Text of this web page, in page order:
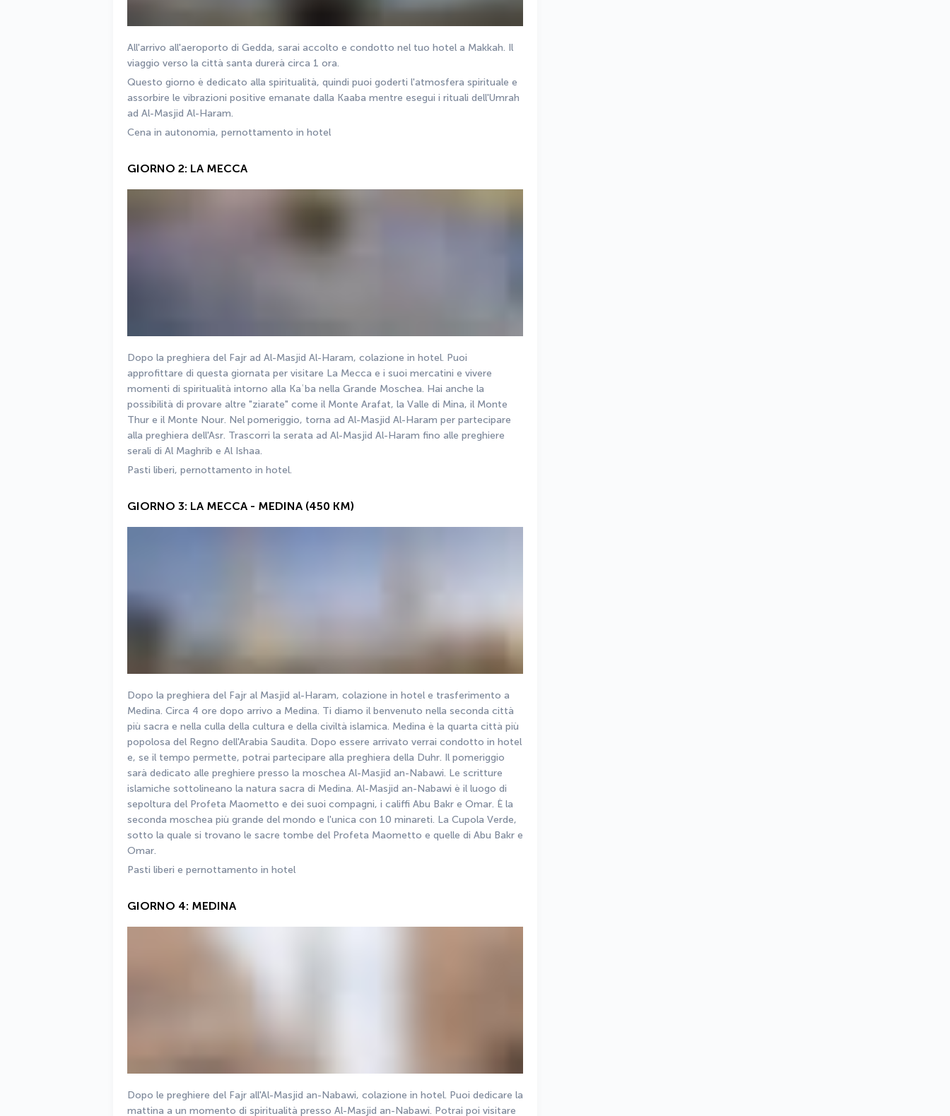
All'arrivo all'aeroporto di Gedda, sarai accolto e condotto nel tuo hotel a Makkah. Il
viaggio verso la città santa durerà circa 1 ora.
Questo giorno è dedicato alla spiritualità, quindi puoi goderti l'atmosfera spirituale e
assorbire le vibrazioni positive emanate dalla Kaaba mentre esegui i rituali dell'Umrah
ad Al-Masjid Al-Haram.
Cena in autonomia, pernottamento in hotel
GIORNO 2: LA MECCA
Dopo la preghiera del Fajr ad Al-Masjid Al-Haram, colazione in hotel. Puoi
approfittare di questa giornata per visitare La Mecca e i suoi mercatini e vivere
momenti di spiritualità intorno alla Kaʿba nella Grande Moschea. Hai anche la
possibilità di provare altre "ziarate" come il Monte Arafat, la Valle di Mina, il Monte
Thur e il Monte Nour. Nel pomeriggio, torna ad Al-Masjid Al-Haram per partecipare
alla preghiera dell'Asr. Trascorri la serata ad Al-Masjid Al-Haram fino alle preghiere
serali di Al Maghrib e Al Ishaa.
Pasti liberi, pernottamento in hotel.
GIORNO 3: LA MECCA - MEDINA (450 KM)
Dopo la preghiera del Fajr al Masjid al-Haram, colazione in hotel e trasferimento a
Medina. Circa 4 ore dopo arrivo a Medina. Ti diamo il benvenuto nella seconda città
più sacra e nella culla della cultura e della civiltà islamica. Medina è la quarta città più
popolosa del Regno dell'Arabia Saudita. Dopo essere arrivato verrai condotto in hotel
e, se il tempo permette, potrai partecipare alla preghiera della Duhr. Il pomeriggio
sarà dedicato alle preghiere presso la moschea Al-Masjid an-Nabawi. Le scritture
islamiche sottolineano la natura sacra di Medina. Al-Masjid an-Nabawi è il luogo di
sepoltura del Profeta Maometto e dei suoi compagni, i califfi Abu Bakr e Omar. È la
seconda moschea più grande del mondo e l'unica con 10 minareti. La Cupola Verde,
sotto la quale si trovano le sacre tombe del Profeta Maometto e quelle di Abu Bakr e
Omar.
Pasti liberi e pernottamento in hotel
GIORNO 4: MEDINA
Dopo le preghiere del Fajr all'Al-Masjid an-Nabawi, colazione in hotel. Puoi dedicare la
mattina a un momento di spiritualità presso Al-Masjid an-Nabawi. Potrai poi visitare